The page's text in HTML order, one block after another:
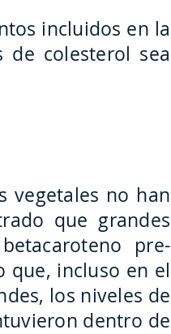
incluidos en la
colesterol sea
vegetales no han
que grandes
pre-
que, incluso en el
los niveles de
dentro de